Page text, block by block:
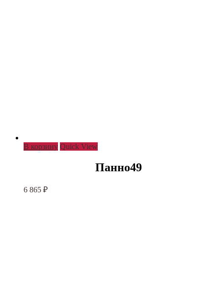
В корзину Quick View
Панно49
6 865 ₽